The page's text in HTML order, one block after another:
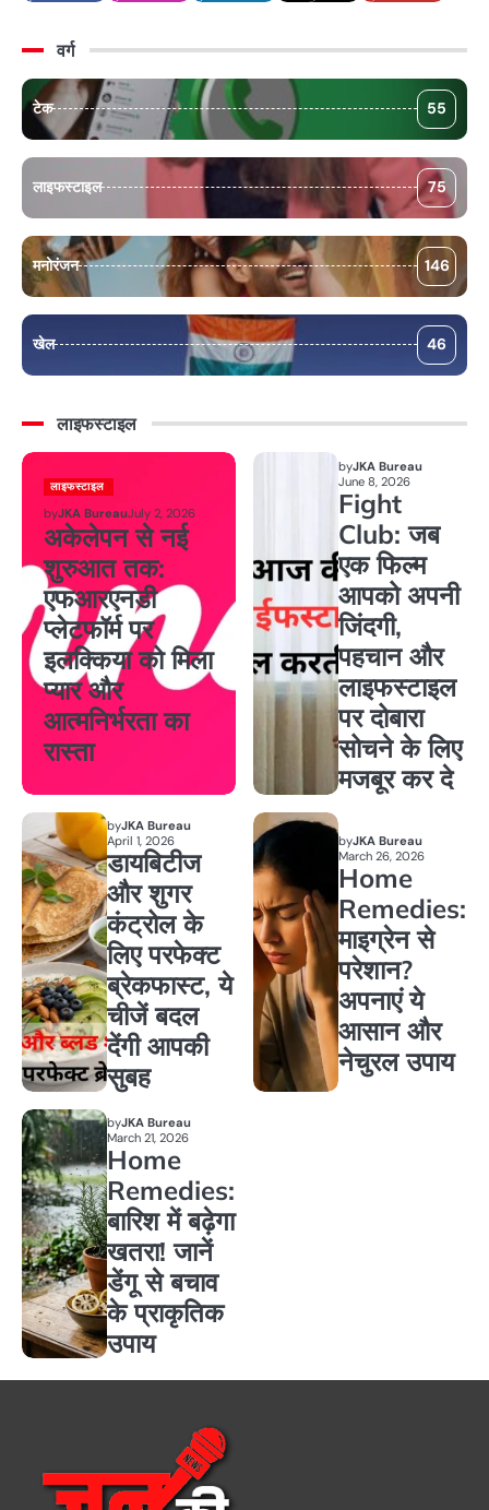
वर्ग
टेक 55
लाइफस्टाइल 75
मनोरंजन 146
खेल 46
लाइफस्टाइल
लाइफस्टाइल
byJKA BureauJuly 2, 2026
अकेलेपन से नई
शुरुआत तक:
एफआरएनडी
प्लेटफॉर्म पर
इलक्किया को मिला
प्यार और
आत्मनिर्भरता का
रास्ता
byJKA Bureau
June 8, 2026
Fight
Club: जब
एक फिल्म
आपको अपनी
जिंदगी,
पहचान और
लाइफस्टाइल
पर दोबारा
सोचने के लिए
मजबूर कर दे
byJKA Bureau
April 1, 2026
डायबिटीज
और शुगर
कंट्रोल के
लिए परफेक्ट
ब्रेकफास्ट, ये
चीजें बदल
देंगी आपकी
सुबह
byJKA Bureau
March 26, 2026
Home
Remedies:
माइग्रेन से
परेशान?
अपनाएं ये
आसान और
नेचुरल उपाय
byJKA Bureau
March 21, 2026
Home
Remedies:
बारिश में बढ़ेगा
खतरा! जानें
डेंगू से बचाव
के प्राकृतिक
उपाय